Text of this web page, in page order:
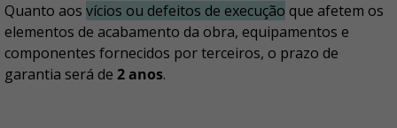
Quanto aos vícios ou defeitos de execução que afetem os
elementos de acabamento da obra, equipamentos e
componentes fornecidos por terceiros, o prazo de
garantia será de 2 anos.